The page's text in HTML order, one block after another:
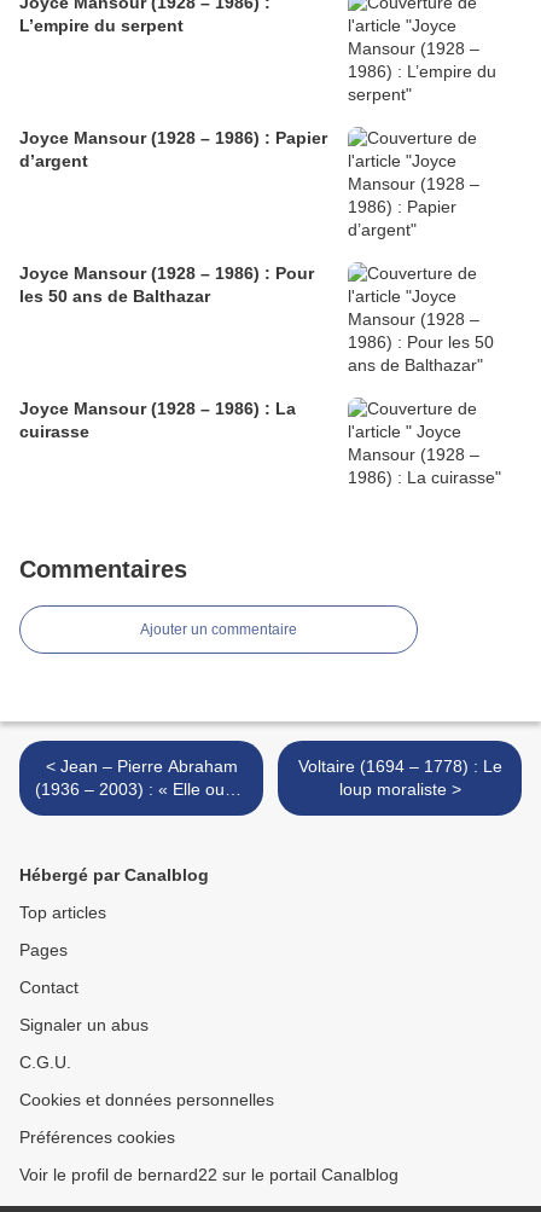
L’empire du serpent
Joyce Mansour (1928 – 1986) : Papier
d’argent
Joyce Mansour (1928 – 1986) : Pour
les 50 ans de Balthazar
Joyce Mansour (1928 – 1986) : La
cuirasse
Commentaires
Ajouter un commentaire
< Jean – Pierre Abraham
(1936 – 2003) : « Elle ouvre
la porte... »
Voltaire (1694 – 1778) : Le
loup moraliste >
Hébergé par Canalblog
Top articles
Pages
Contact
Signaler un abus
C.G.U.
Cookies et données personnelles
Préférences cookies
Voir le profil de bernard22 sur le portail Canalblog